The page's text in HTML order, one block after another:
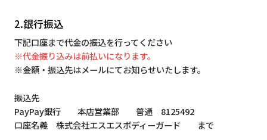
2.銀行振込
下記口座まで代金の振込を行ってください
※代金振り込みは前払いになります。
※金額・振込先はメールにてお知らせいたします。
振込先
PayPay銀行 本店営業部 普通 8125492
口座名義 株式会社エスエスボディーガード まで